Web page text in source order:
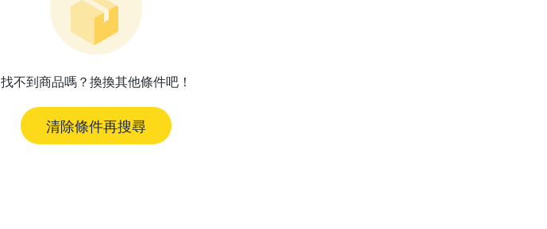
找不到商品嗎？換換其他條件吧！
清除條件再搜尋